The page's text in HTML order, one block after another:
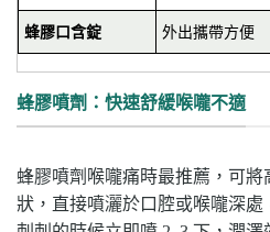
蜂膠口含錠 外出攜帶方便
蜂膠噴劑：快速舒緩喉嚨不適
蜂膠噴劑喉嚨痛時最推薦，可將
狀，直接噴灑於口腔或喉嚨深處